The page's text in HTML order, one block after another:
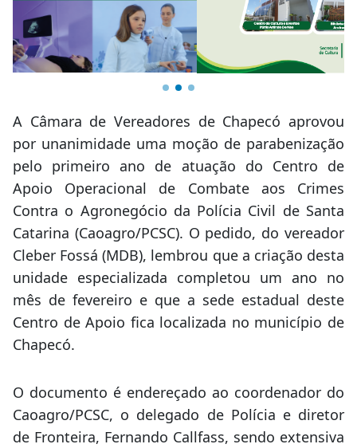
A Câmara de Vereadores de Chapecó aprovou
por unanimidade uma moção de parabenização
pelo primeiro ano de atuação do Centro de
Apoio Operacional de Combate aos Crimes
Contra o Agronegócio da Polícia Civil de Santa
Catarina (Caoagro/PCSC). O pedido, do vereador
Cleber Fossá (MDB), lembrou que a criação desta
unidade especializada completou um ano no
mês de fevereiro e que a sede estadual deste
Centro de Apoio fica localizada no município de
Chapecó.
O documento é endereçado ao coordenador do
Caoagro/PCSC, o delegado de Polícia e diretor
de Fronteira, Fernando Callfass, sendo extensiva